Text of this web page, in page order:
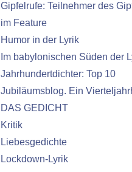
Gipfelrufe: Teilnehmer des
im Feature
Humor in der Lyrik
Im babylonischen Süden der
Jahrhundertdichter: Top 10
Jubiläumsblog. Ein
DAS GEDICHT
Kritik
Liebesgedichte
Lockdown-Lyrik